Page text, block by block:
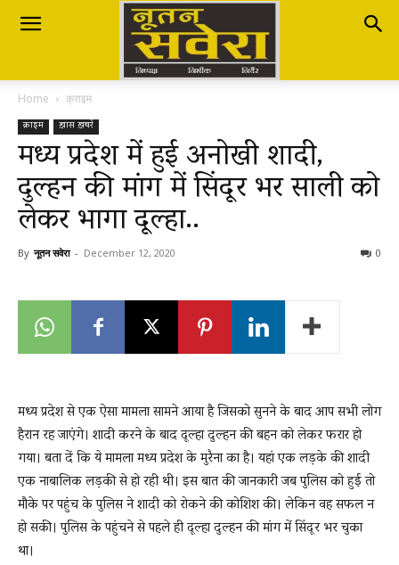
Nutan
Savera
नूतन
सवेरा
News
LIVE
Home क्राइम
क्राइम ख़ास ख़बरें
मध्य प्रदेश में हुई अनोखी शादी,
दुल्हन की मांग में सिंदूर भर साली को
लेकर भागा दूल्हा..
By नूतन सवेरा - December 12, 2020 0
मध्य प्रदेश से एक ऐसा मामला सामने आया है जिसको सुनने के बाद आप सभी लोग
हैरान रह जाएंगे। शादी करने के बाद दूल्हा दुल्हन की बहन को लेकर फरार हो
गया। बता दें कि ये मामला मध्य प्रदेश के मुरैना का है। यहां एक लड़के की शादी
एक नाबालिक लड़की से हो रही थी। इस बात की जानकारी जब पुलिस को हुई तो
मौके पर पहुंच के पुलिस ने शादी को रोकने की कोशिश की। लेकिन वह सफल न
हो सकी। पुलिस के पहुंचने से पहले ही दूल्हा दुल्हन की मांग में सिंदूर भर चुका
था।